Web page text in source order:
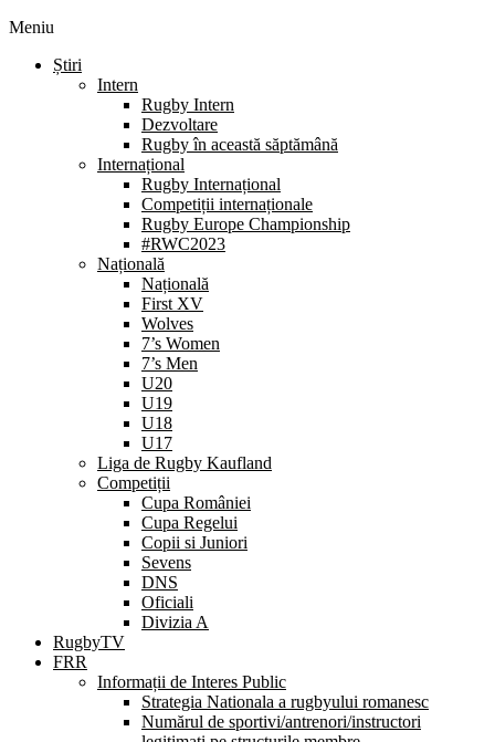
Meniu
Știri
Intern
Rugby Intern
Dezvoltare
Rugby în această săptămână
Internațional
Rugby Internațional
Competiții internaționale
Rugby Europe Championship
#RWC2023
Națională
Națională
First XV
Wolves
7’s Women
7’s Men
U20
U19
U18
U17
Liga de Rugby Kaufland
Competiții
Cupa României
Cupa Regelui
Copii si Juniori
Sevens
DNS
Oficiali
Divizia A
RugbyTV
FRR
Informații de Interes Public
Strategia Nationala a rugbyului romanesc
Numărul de sportivi/antrenori/instructori